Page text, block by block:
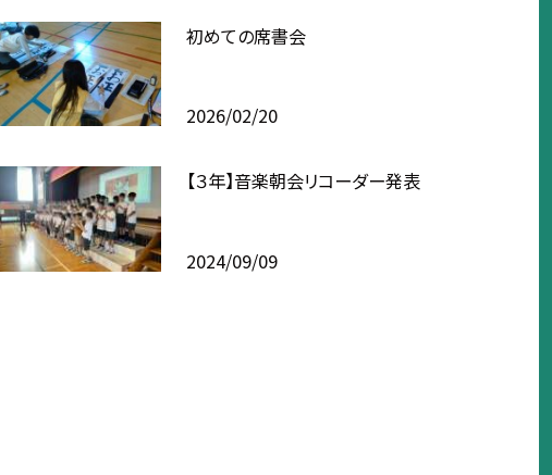
初めての席書会
2026/02/20
【３年】音楽朝会リコーダー発表
2024/09/09